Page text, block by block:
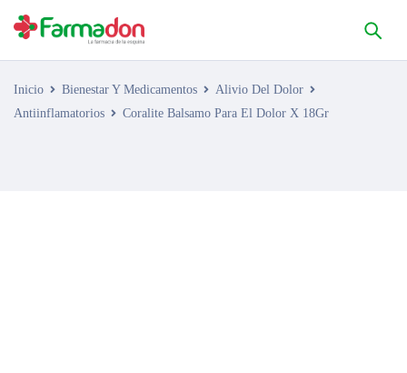
Inicio Bienestar Y Medicamentos
Alivio Del Dolor
Antiinflamatorios
Coralite Balsamo Para El Dolor X 18Gr